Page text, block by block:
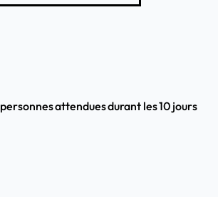
personnes attendues durant les 10 jours